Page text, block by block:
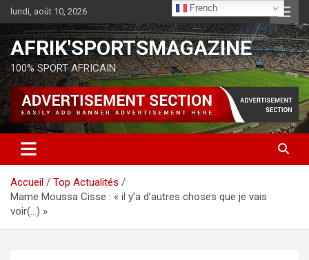
lundi, août 10, 2026
AFRIK'SPORTSMAGAZINE
100% SPORT AFRICAIN
Accueil
Top Actualités
Mame Moussa Cisse : « il y’a d’autres choses que je vais
voir(…) »
French